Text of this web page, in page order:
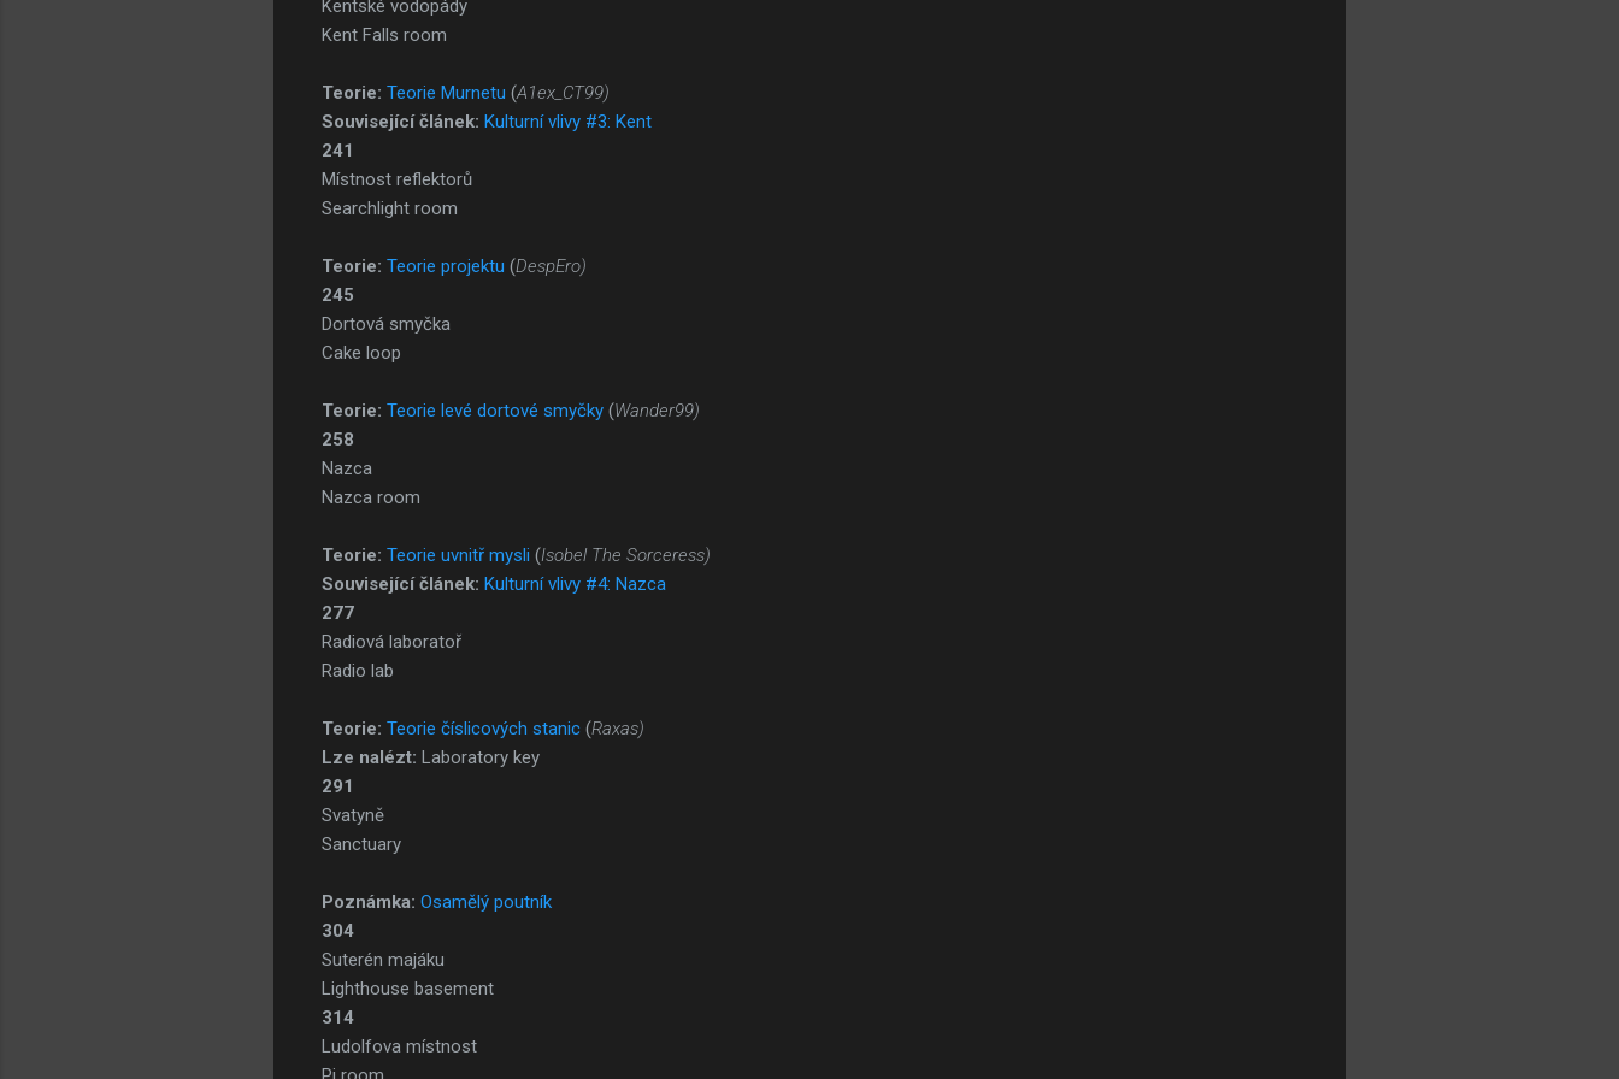
Kentské vodopády
Kent Falls room
Teorie: Teorie Murnetu (A1ex_CT99)
Související článek: Kulturní vlivy #3: Kent
241
Místnost reflektorů
Searchlight room
Teorie: Teorie projektu (DespEro)
245
Dortová smyčka
Cake loop
Teorie: Teorie levé dortové smyčky (Wander99)
258
Nazca
Nazca room
Teorie: Teorie uvnitř mysli (Isobel The Sorceress)
Související článek: Kulturní vlivy #4: Nazca
277
Radiová laboratoř
Radio lab
Teorie: Teorie číslicových stanic (Raxas)
Lze nalézt: Laboratory key
291
Svatyně
Sanctuary
Poznámka: Osamělý poutník
304
Suterén majáku
Lighthouse basement
314
Ludolfova místnost